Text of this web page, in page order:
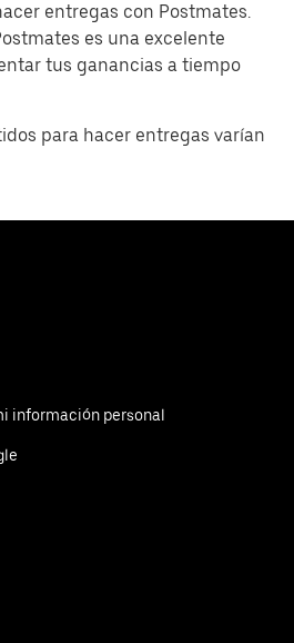
entregas con Postmates.
es una excelente
tus ganancias a tiempo
para hacer entregas varían
información personal